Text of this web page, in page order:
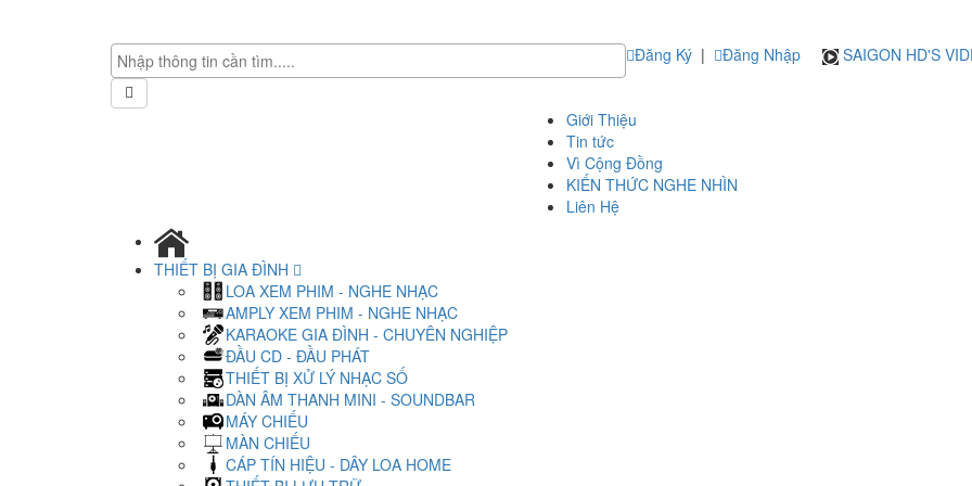
Đăng Ký | Đăng Nhập SAIGON HD'S
Giới Thiệu
Tin tức
Vì Cộng Đồng
KIẾN THỨC NGHE NHÌN
Liên Hệ
THIẾT BỊ GIA ĐÌNH
LOA XEM PHIM - NGHE NHẠC
AMPLY XEM PHIM - NGHE NHẠC
KARAOKE GIA ĐÌNH - CHUYÊN NGHIỆP
ĐẦU CD - ĐẦU PHÁT
THIẾT BỊ XỬ LÝ NHẠC SỐ
DÀN ÂM THANH MINI - SOUNDBAR
MÁY CHIẾU
MÀN CHIẾU
CÁP TÍN HIỆU - DÂY LOA HOME